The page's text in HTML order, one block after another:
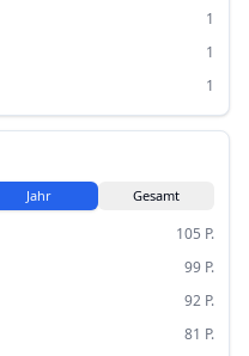
1
1
1
Jahr Gesamt
105 P.
99 P.
92 P.
81 P.